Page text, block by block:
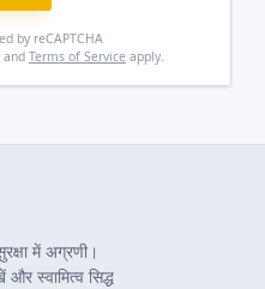
by reCAPTCHA
and Terms of Service apply.
में अग्रणी।
स्वामित्व सिद्ध